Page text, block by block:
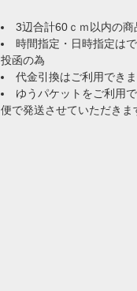
3辺合計60ｃｍ以内の商
時間指定・日時指定は
投函の為
代金引換はご利用できま
ゆうパケットをご利用
便で発送させていただきま